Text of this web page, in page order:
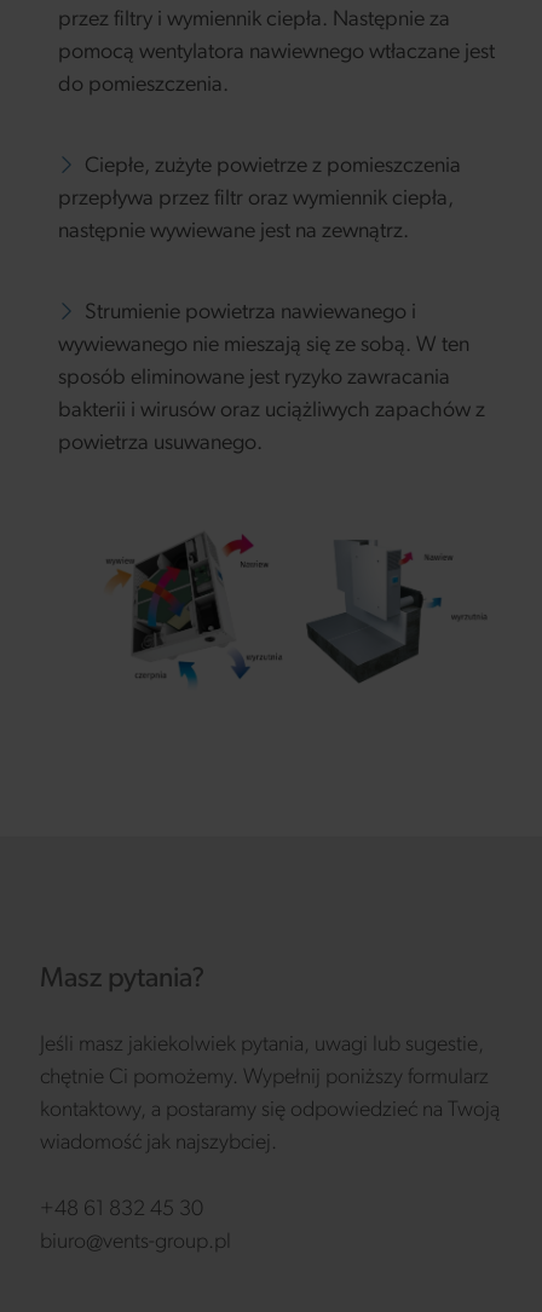
przez filtry i wymiennik ciepła. Następnie za
pomocą wentylatora nawiewnego wtłaczane jest
do pomieszczenia.
Ciepłe, zużyte powietrze z pomieszczenia
przepływa przez filtr oraz wymiennik ciepła,
następnie wywiewane jest na zewnątrz.
Strumienie powietrza nawiewanego i
wywiewanego nie mieszają się ze sobą. W ten
sposób eliminowane jest ryzyko zawracania
bakterii i wirusów oraz uciążliwych zapachów z
powietrza usuwanego.
Masz pytania?
Jeśli masz jakiekolwiek pytania, uwagi lub sugestie,
chętnie Ci pomożemy. Wypełnij poniższy formularz
kontaktowy, a postaramy się odpowiedzieć na Twoją
wiadomość jak najszybciej.
+48 61 832 45 30
biuro@vents-group.pl